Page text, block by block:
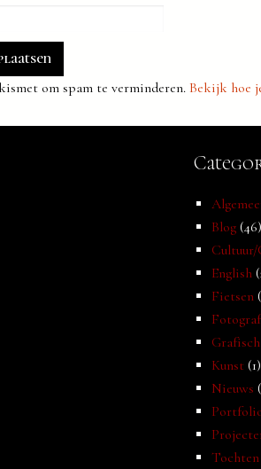
om spam te verminderen. Bekijk hoe
Blog (46)
English
Fietsen
Kunst (1)
Nieuws
Tochten